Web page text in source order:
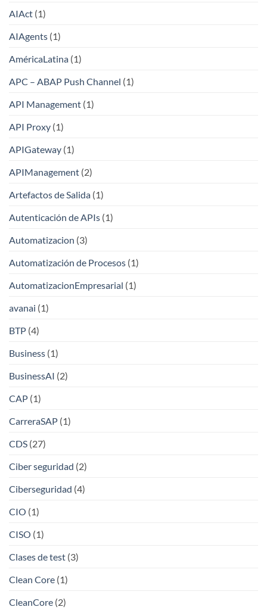
AIAct (1)
AIAgents (1)
AméricaLatina (1)
APC – ABAP Push Channel (1)
API Management (1)
API Proxy (1)
APIGateway (1)
APIManagement (2)
Artefactos de Salida (1)
Autenticación de APIs (1)
Automatizacion (3)
Automatización de Procesos (1)
AutomatizacionEmpresarial (1)
avanai (1)
BTP (4)
Business (1)
BusinessAI (2)
CAP (1)
CarreraSAP (1)
CDS (27)
Ciber seguridad (2)
Ciberseguridad (4)
CIO (1)
CISO (1)
Clases de test (3)
Clean Core (1)
CleanCore (2)